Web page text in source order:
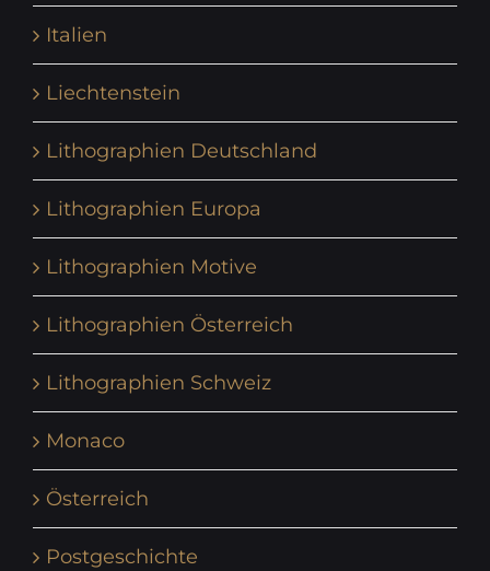
Italien
Liechtenstein
Lithographien Deutschland
Lithographien Europa
Lithographien Motive
Lithographien Österreich
Lithographien Schweiz
Monaco
Österreich
Postgeschichte